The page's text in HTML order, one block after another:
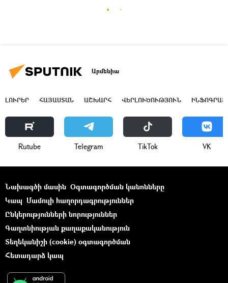
Արմենիա
ԼՈՒՐԵՐ ՀԱՅԱՍՏԱՆ ԱՇԽԱՐՀ ՎԵՐԼՈՒԾՈՒԹՅՈՒՆ
Rutube Telegram ТikТоk VK
Նախագծի մասին Օգտագործման կանոնները
Կապ Մամուլի հաղորդագրություններ
Ընկերությունների նորություններ
Գաղտնիության քաղաքականություն
Տեղեկանիշի (cookie) օգտագործման
Հետադարձ կապ